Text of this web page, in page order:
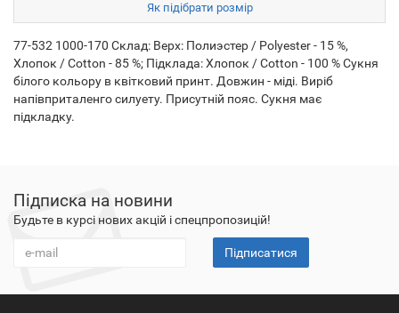
Як підібрати розмір
77-532 1000-170 Склад: Верх: Полиэстер / Polyester - 15 %,
Хлопок / Cotton - 85 %; Підклада: Хлопок / Cotton - 100 % Сукня
білого кольору в квітковий принт. Довжин - міді. Виріб
напівприталенго силуету. Присутній пояс. Сукня має
підкладку.
Підписка на новини
Будьте в курсі нових акцій і спецпропозицій!
Підписатися